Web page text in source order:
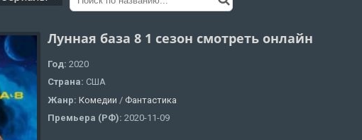
Лунная база 8 1 сезон смотреть онлайн
Год: 2020
Страна: США
Жанр: Комедии / Фантастика
Премьера (РФ): 2020-11-09